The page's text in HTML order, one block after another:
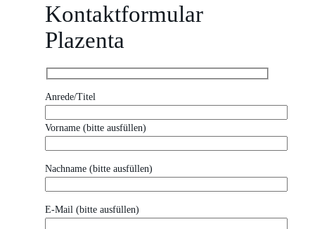
Kontaktformular
Plazenta
Anrede/Titel
Vorname (bitte ausfüllen)
Nachname (bitte ausfüllen)
E-Mail (bitte ausfüllen)